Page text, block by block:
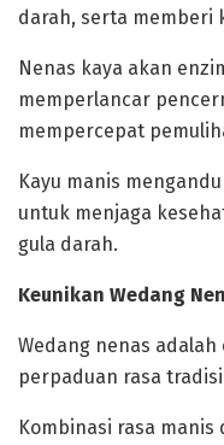
darah, serta memberi
‎Nenas kaya akan
memperlancar
mempercepat
‎Kayu manis
untuk menjaga
gula darah.
‎Keunikan Wedang
‎Wedang nenas
perpaduan rasa
‎Kombinasi rasa